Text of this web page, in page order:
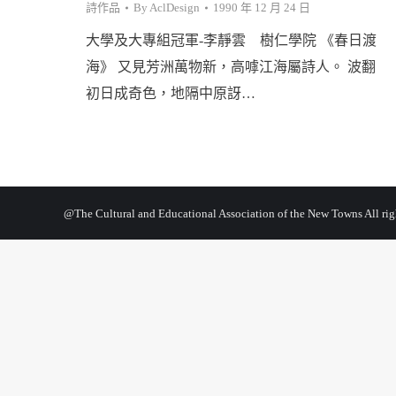
詩作品 By AclDesign 1990 年 12 月 24 日
大學及大專組冠軍-李靜雲 樹仁學院 《春日渡
海》 又見芳洲萬物新，高嘑江海屬詩人。 波翻
初日成奇色，地隔中原訝…
@The Cultural and Educational Association of the New Towns All